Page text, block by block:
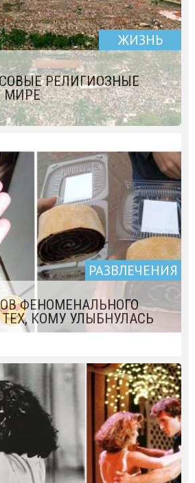
ЖИЗНЬ
РЕЛИГИОЗНЫЕ
МИРЕ
РАЗВЛЕЧЕНИЯ
ФЕНОМЕНАЛЬНОГО
КОМУ УЛЫБНУЛАСЬ